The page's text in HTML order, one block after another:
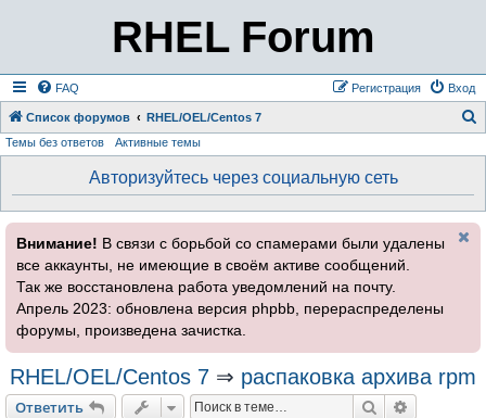
RHEL Forum
FAQ Вход
Регистрация
Список форумов RHEL/OEL/Centos 7
Темы без ответов Активные темы
Авторизуйтесь через социальную сеть
Внимание! В связи с борьбой со спамерами были удалены
все аккаунты, не имеющие в своём активе сообщений.
Так же восстановлена работа уведомлений на почту.
Апрель 2023: обновлена версия phpbb, перераспределены
форумы, произведена зачистка.
RHEL/OEL/Centos 7 ⇒ распаковка архива rpm
Ответить Поиск